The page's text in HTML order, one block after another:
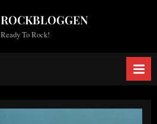
ROCKBLOGGEN
Ready To Rock!